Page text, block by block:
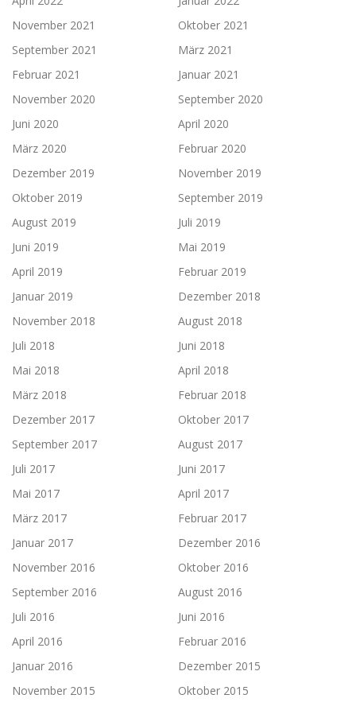
November 2021
Oktober 2021
September 2021
März 2021
Februar 2021
Januar 2021
November 2020
September 2020
Juni 2020
April 2020
März 2020
Februar 2020
Dezember 2019
November 2019
Oktober 2019
September 2019
August 2019
Juli 2019
Juni 2019
Mai 2019
April 2019
Februar 2019
Januar 2019
Dezember 2018
November 2018
August 2018
Juli 2018
Juni 2018
Mai 2018
April 2018
März 2018
Februar 2018
Dezember 2017
Oktober 2017
September 2017
August 2017
Juli 2017
Juni 2017
Mai 2017
April 2017
März 2017
Februar 2017
Januar 2017
Dezember 2016
November 2016
Oktober 2016
September 2016
August 2016
Juli 2016
Juni 2016
April 2016
Februar 2016
Januar 2016
Dezember 2015
November 2015
Oktober 2015